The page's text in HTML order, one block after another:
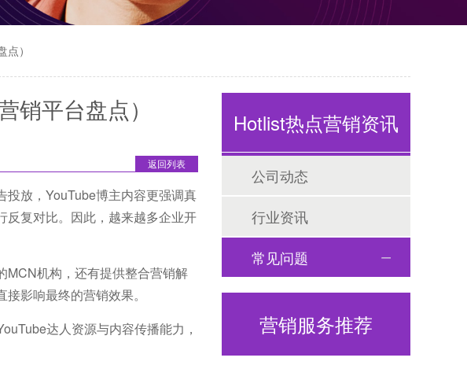
）
销平台盘点）
返回列表
放，YouTube博主内容更强调真
反复对比。因此，越来越多企业开
MCN机构，还有提供整合营销解
影响最终的营销效果。
达人资源与内容传播能力，
Hotlist热点营销资讯
公司动态
行业资讯
常见问题
营销服务推荐